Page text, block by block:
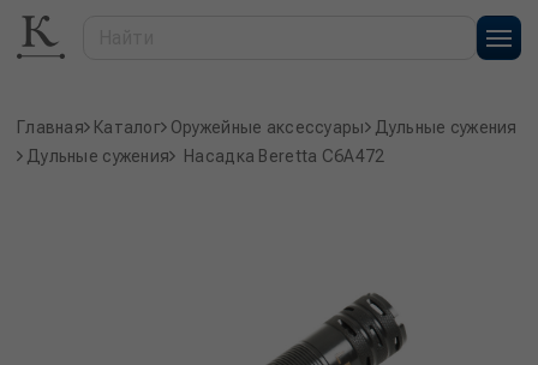
Главная Каталог Оружейные аксессуары
Дульные сужения
Дульные сужения
Насадка Beretta C6A472